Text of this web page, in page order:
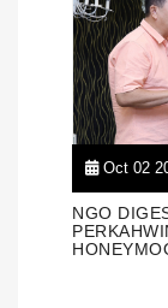
Oct 02
NGO